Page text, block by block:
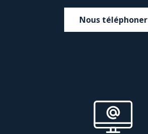
Nous téléphoner